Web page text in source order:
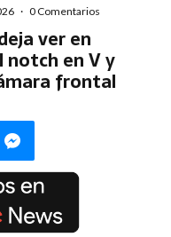
· 0 Comentarios
ver en
en V y
frontal